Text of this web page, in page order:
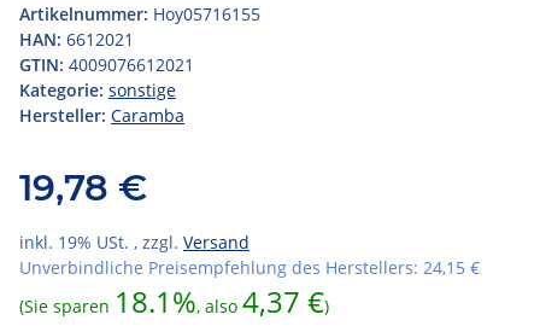
Artikelnummer: Hoy05716155
HAN: 6612021
GTIN: 4009076612021
Kategorie: sonstige
Hersteller: Caramba
19,78 €
inkl. 19% USt. , zzgl. Versand
Unverbindliche Preisempfehlung des Herstellers: 24,15 €
(Sie sparen 18.1%, also 4,37 €)